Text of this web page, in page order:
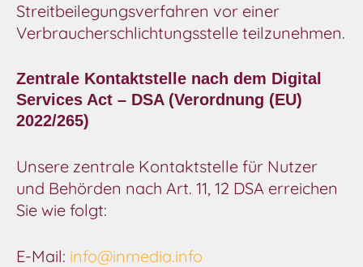
Streitbeilegungsverfahren vor einer
Verbraucherschlichtungsstelle teilzunehmen.
Zentrale Kontaktstelle nach dem Digital
Services Act – DSA (Verordnung (EU)
2022/265)
Unsere zentrale Kontaktstelle für Nutzer
und Behörden nach Art. 11, 12 DSA erreichen
Sie wie folgt:
E-Mail: info@inmedia.info